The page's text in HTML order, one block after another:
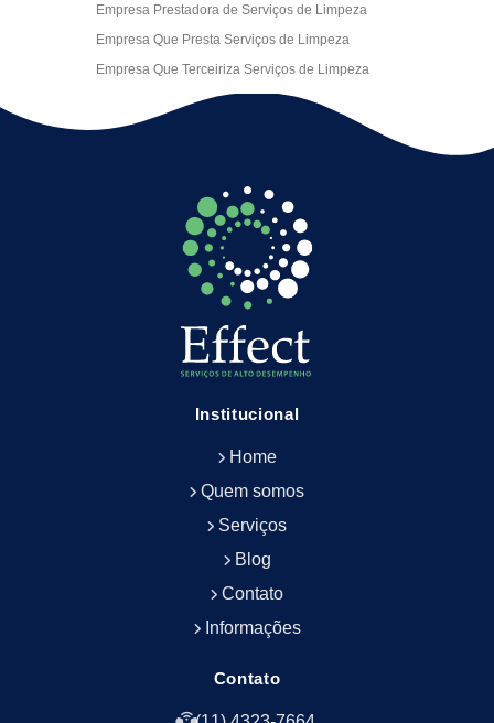
Empresa Prestadora de Serviços de Limpeza
Empresa Que Presta Serviços de Limpeza
Empresa Que Terceiriza Serviços de Limpeza
Empresa Terceirizada de Portaria
Empresa de Facilities
Empresa de Limpeza Empresarial
Empresa de Limpeza Predial
Empresa de Limpeza Predial Terceirizada
Empresa de Limpeza de Escritório
Empresa de Limpeza de Fachada
Empresa de Limpeza de Fachadas
Empresa de Limpeza e Conservação Predial
Empresa de Portaria e Controlador de Acesso
Empresa de Portaria e Limpeza
Empresa de Serviços Terceirizados
Empresa de Terceirização de Portaria
Empresa de Terceirização de Serviços de
Empresa de Terceirização de Serviços de
Institucional
Home
Quem somos
Serviços
Blog
Contato
Informações
Contato